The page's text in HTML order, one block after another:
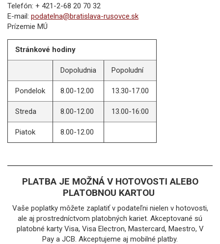
Telefón: + 421-2-68 20 70 32
E-mail: podatelna@bratislava-rusovce.sk
Prízemie MÚ
Stránkové hodiny
Dopoludnia Popoludní
Pondelok 8.00-12.00 13.30-17.00
Streda 8.00-12.00 13.00-16:00
Piatok 8.00-12.00
PLATBA JE MOŽNÁ V HOTOVOSTI ALEBO
PLATOBNOU KARTOU
Vaše poplatky môžete zaplatiť v podateľni nielen v hotovosti,
ale aj prostredníctvom platobných kariet. Akceptované sú
platobné karty Visa, Visa Electron, Mastercard, Maestro, V
Pay a JCB. Akceptujeme aj mobilné platby.